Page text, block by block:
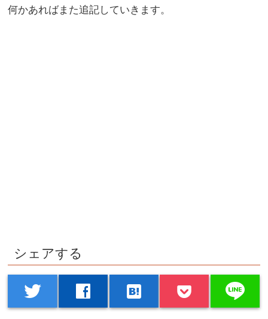
何かあればまた追記していきます。
シェアする
twitter facebook hatenabookmark line